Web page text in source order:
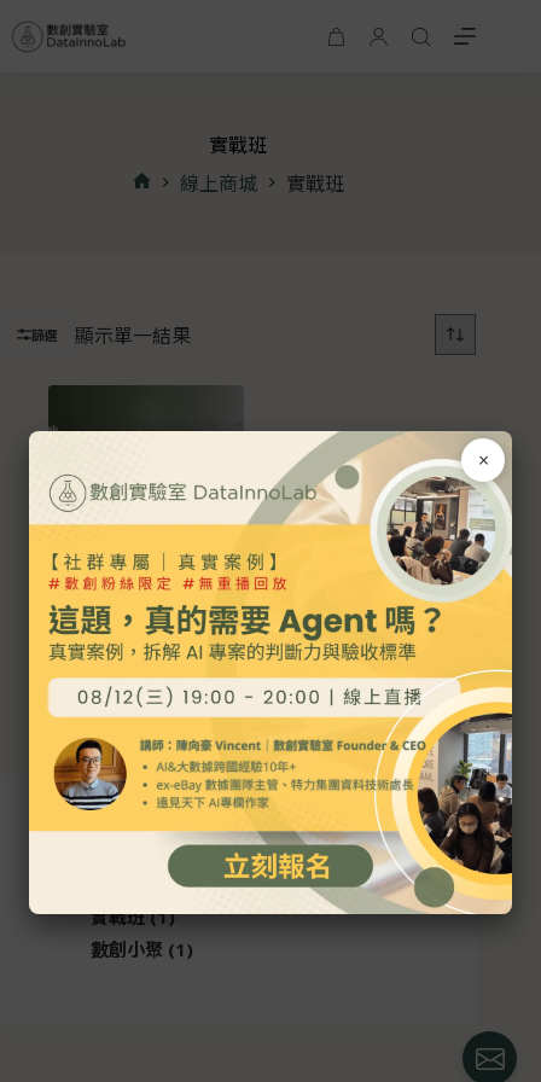
實戰班
線上商城
實戰班
篩選 顯示單一結果
AI 成效驗收實戰課｜
沒有標準答案的 AI，
該怎麼驗收？
NT$4,980
分類清單
實戰班 1
數創小聚 1
×